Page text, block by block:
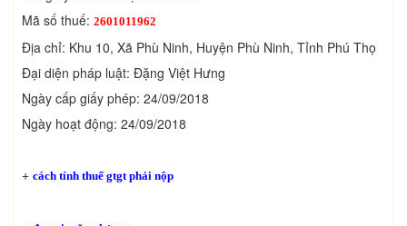
Mã số thuế: 2601011962
Địa chỉ: Khu 10, Xã Phù Ninh, Huyện Phù Ninh, Tỉnh Phú Thọ
Đại diện pháp luật: Đặng Việt Hưng
Ngày cấp giấy phép: 24/09/2018
Ngày hoạt động: 24/09/2018
+ cách tính thuế gtgt phải nộp